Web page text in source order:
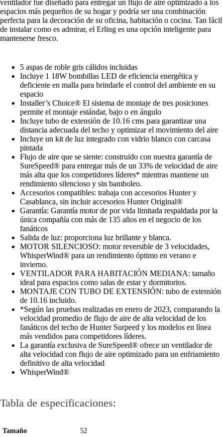
ventilador fue diseñado para entregar un flujo de aire optimizado a los
espacios más pequeños de su hogar y podría ser una combinación
perfecta para la decoración de su oficina, habitación o cocina. Tan fácil
de instalar como es admirar, el Erling es una opción inteligente para
mantenerse fresco.
5 aspas de roble gris cálidos incluidas
Incluye 1 18W bombillas LED de eficiencia energética y
deficiente en malla para brindarle el control del ambiente en su
espacio
Installer’s Choice® El sistema de montaje de tres posiciones
permite el montaje estándar, bajo o en ángulo
Incluye tubo de extensión de 10.16 cms para garantizar una
distancia adecuada del techo y optimizar el movimiento del aire
Incluye un kit de luz integrado con vidrio blanco con carcasa
pintada
Flujo de aire que se siente: construido con nuestra garantía de
SureSpeed® para entregar más de un 33% de velocidad de aire
más alta que los competidores líderes* mientras mantiene un
rendimiento silencioso y sin bamboleo.
Accesorios compatibles: trabaja con accesorios Hunter y
Casablanca, sin incluir accesorios Hunter Original®
Garantía: Garantía motor de por vida limitada respaldada por la
única compañía con más de 135 años en el negocio de los
fanáticos
Salida de luz: proporciona luz brillante y blanca.
MOTOR SILENCIOSO: motor reversible de 3 velocidades,
WhisperWind® para un rendimiento óptimo en verano e
invierno.
VENTILADOR PARA HABITACIÓN MEDIANA: tamaño
ideal para espacios como salas de estar y dormitorios.
MONTAJE CON TUBO DE EXTENSIÓN: tubo de extensión
de 10.16 incluido.
*Según las pruebas realizadas en enero de 2023, comparando la
velocidad promedio de flujo de aire de alta velocidad de los
fanáticos del techo de Hunter Surpeed y los modelos en línea
más vendidos para competidores líderes.
La garantía exclusiva de SureSpeed® ofrece un ventilador de
alta velocidad con flujo de aire optimizado para un enfriamiento
definitivo de alta velocidad
WhisperWind®
Tabla de especificaciones:
Tamaño
52